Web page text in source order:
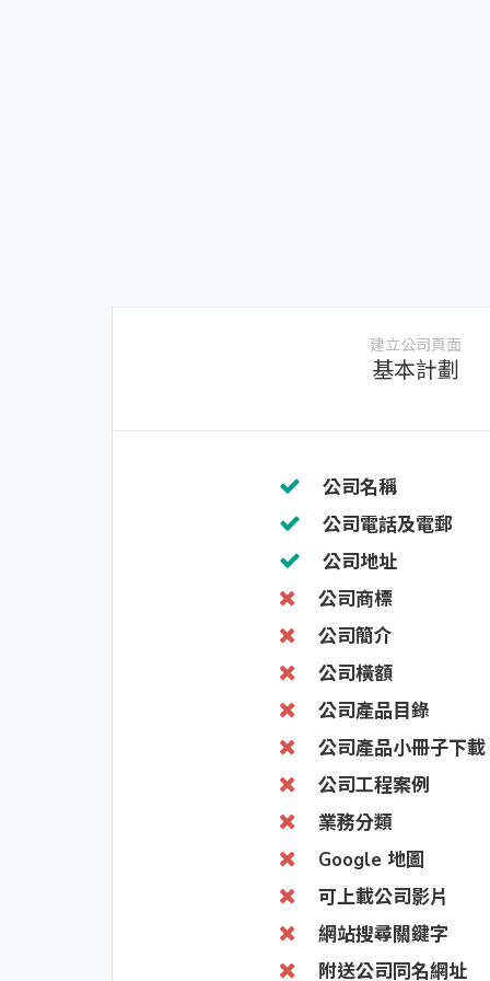
建立公司頁面
基本計劃
公司名稱
公司電話及電郵
公司地址
公司商標
公司簡介
公司橫額
公司產品目錄
公司產品小冊子下載
公司工程案例
業務分類
Google 地圖
可上載公司影片
網站搜尋關鍵字
附送公司同名網址